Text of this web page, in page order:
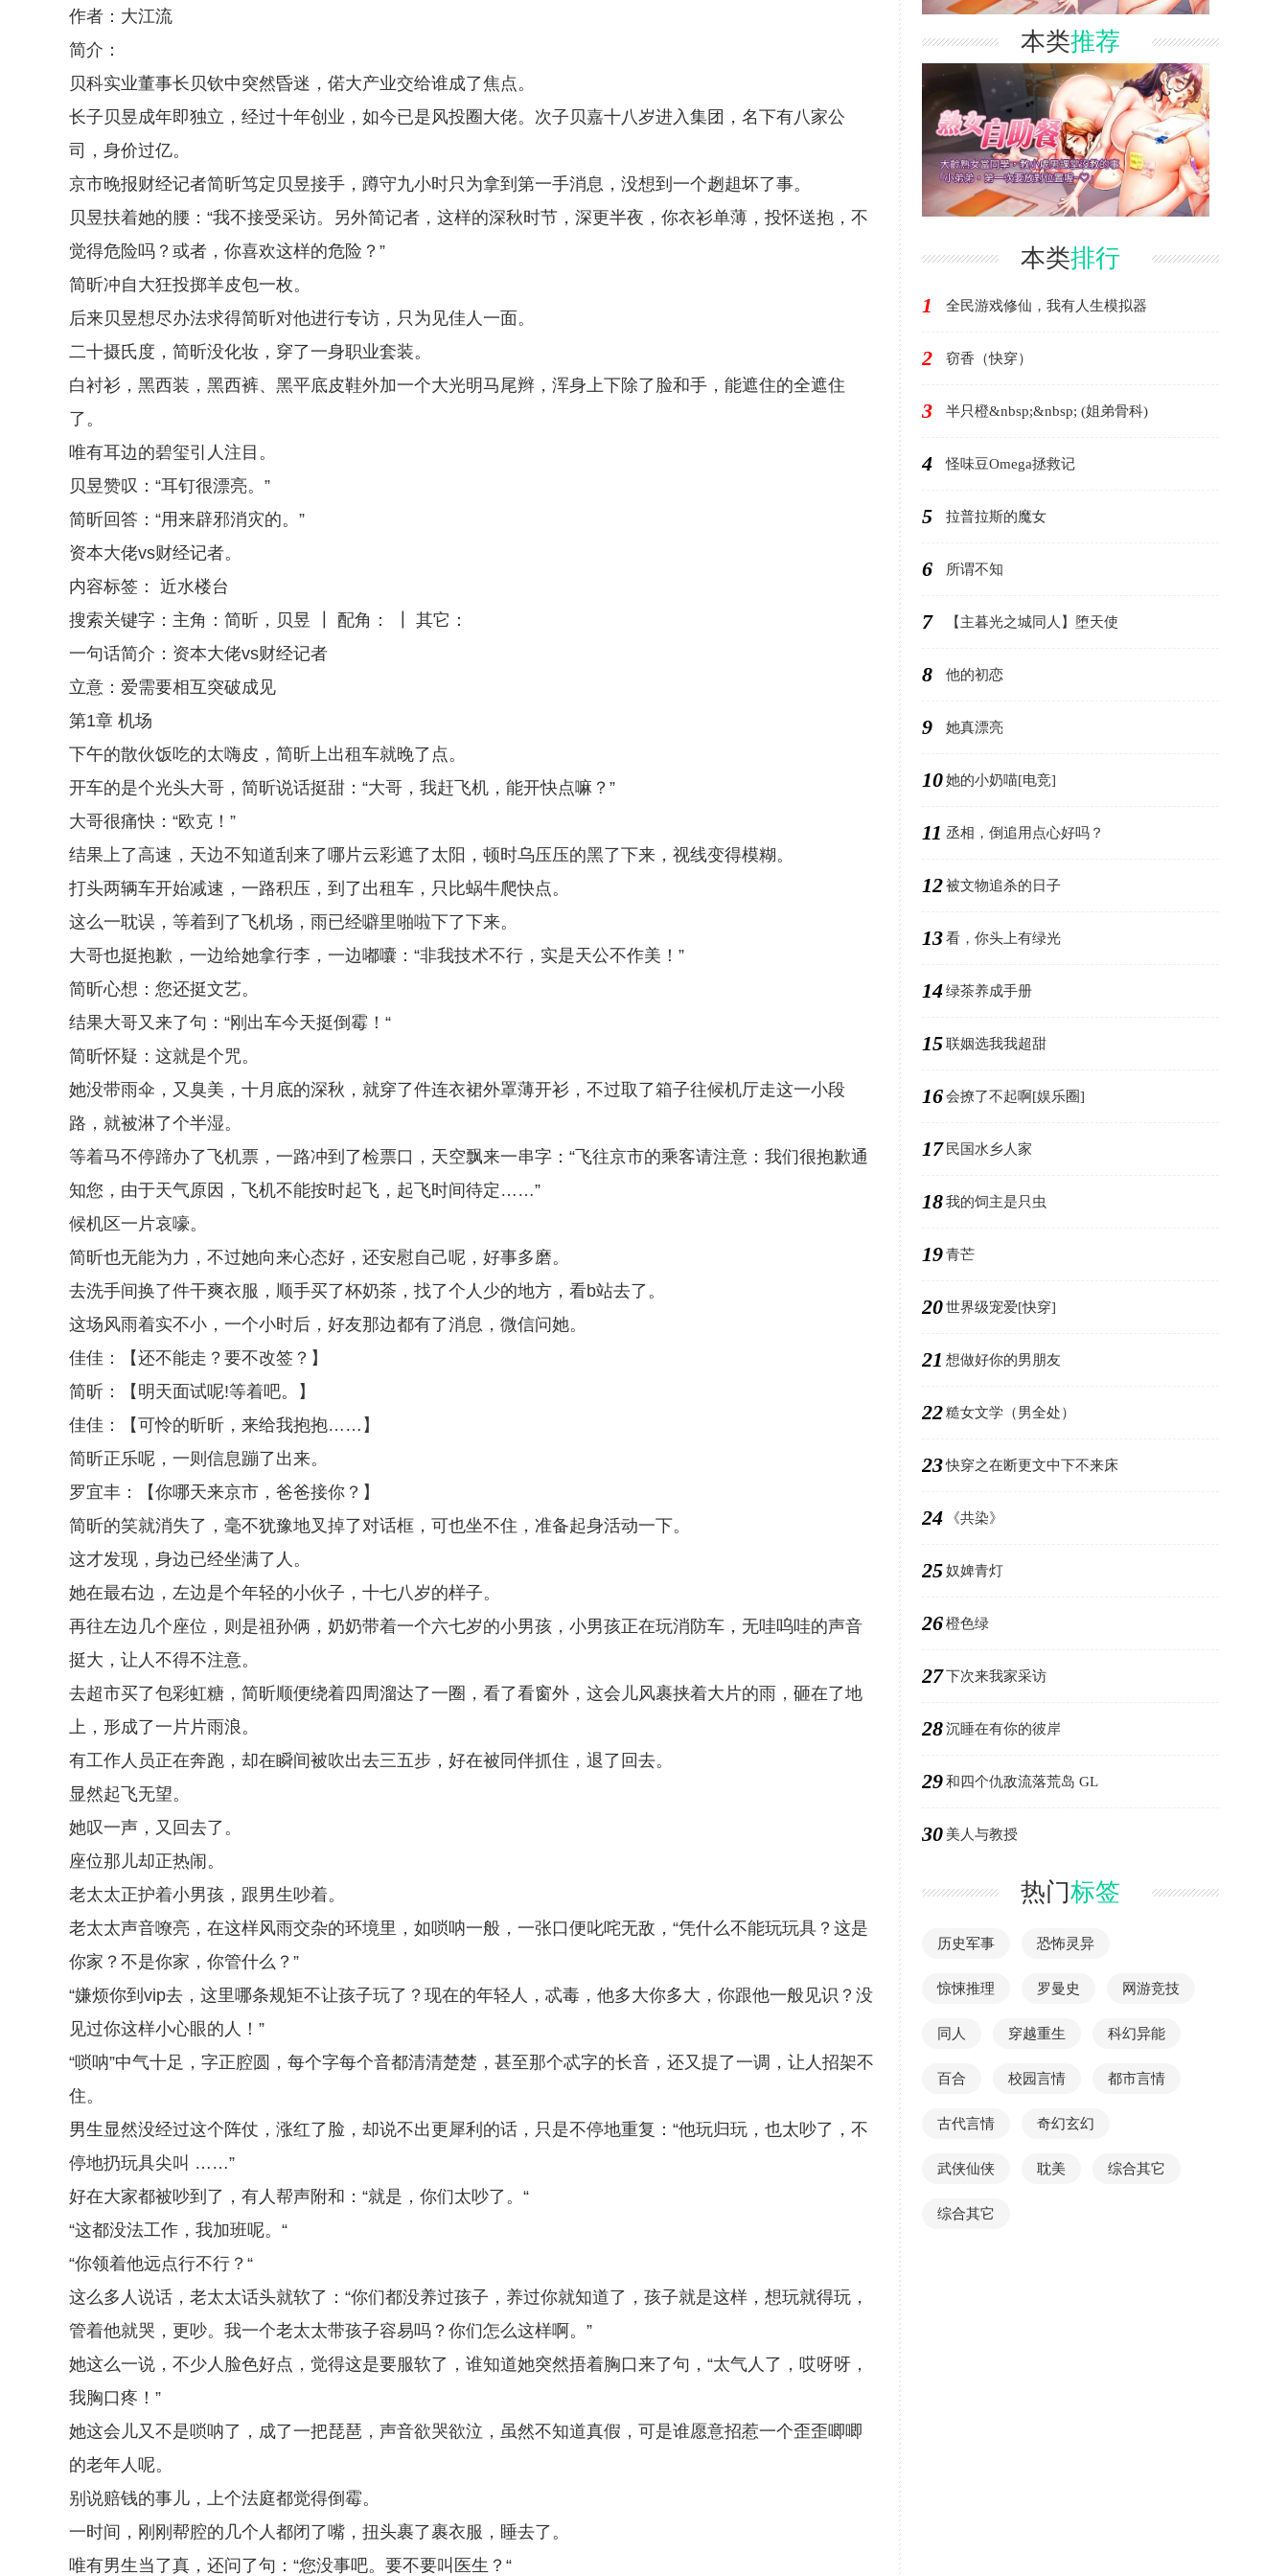
作者：大江流
简介：
贝科实业董事长贝钦中突然昏迷，偌大产业交给谁成了焦点。
长子贝昱成年即独立，经过十年创业，如今已是风投圈大佬。次子贝嘉十八岁进入集团，名下有八家公
司，身价过亿。
京市晚报财经记者简昕笃定贝昱接手，蹲守九小时只为拿到第一手消息，没想到一个趔趄坏了事。
贝昱扶着她的腰：“我不接受采访。另外简记者，这样的深秋时节，深更半夜，你衣衫单薄，投怀送抱，不
觉得危险吗？或者，你喜欢这样的危险？”
简昕冲自大狂投掷羊皮包一枚。
后来贝昱想尽办法求得简昕对他进行专访，只为见佳人一面。
二十摄氏度，简昕没化妆，穿了一身职业套装。
白衬衫，黑西装，黑西裤、黑平底皮鞋外加一个大光明马尾辫，浑身上下除了脸和手，能遮住的全遮住
了。
唯有耳边的碧玺引人注目。
贝昱赞叹：“耳钉很漂亮。”
简昕回答：“用来辟邪消灾的。”
资本大佬vs财经记者。
内容标签： 近水楼台
搜索关键字：主角：简昕，贝昱 ┃ 配角： ┃ 其它：
一句话简介：资本大佬vs财经记者
立意：爱需要相互突破成见
第1章 机场
下午的散伙饭吃的太嗨皮，简昕上出租车就晚了点。
开车的是个光头大哥，简昕说话挺甜：“大哥，我赶飞机，能开快点嘛？”
大哥很痛快：“欧克！”
结果上了高速，天边不知道刮来了哪片云彩遮了太阳，顿时乌压压的黑了下来，视线变得模糊。
打头两辆车开始减速，一路积压，到了出租车，只比蜗牛爬快点。
这么一耽误，等着到了飞机场，雨已经噼里啪啦下了下来。
大哥也挺抱歉，一边给她拿行李，一边嘟囔：“非我技术不行，实是天公不作美！”
简昕心想：您还挺文艺。
结果大哥又来了句：“刚出车今天挺倒霉！“
简昕怀疑：这就是个咒。
她没带雨伞，又臭美，十月底的深秋，就穿了件连衣裙外罩薄开衫，不过取了箱子往候机厅走这一小段
路，就被淋了个半湿。
等着马不停蹄办了飞机票，一路冲到了检票口，天空飘来一串字：“飞往京市的乘客请注意：我们很抱歉通
知您，由于天气原因，飞机不能按时起飞，起飞时间待定……”
候机区一片哀嚎。
简昕也无能为力，不过她向来心态好，还安慰自己呢，好事多磨。
去洗手间换了件干爽衣服，顺手买了杯奶茶，找了个人少的地方，看b站去了。
这场风雨着实不小，一个小时后，好友那边都有了消息，微信问她。
佳佳：【还不能走？要不改签？】
简昕：【明天面试呢!等着吧。】
佳佳：【可怜的昕昕，来给我抱抱……】
简昕正乐呢，一则信息蹦了出来。
罗宜丰：【你哪天来京市，爸爸接你？】
简昕的笑就消失了，毫不犹豫地叉掉了对话框，可也坐不住，准备起身活动一下。
这才发现，身边已经坐满了人。
她在最右边，左边是个年轻的小伙子，十七八岁的样子。
再往左边几个座位，则是祖孙俩，奶奶带着一个六七岁的小男孩，小男孩正在玩消防车，无哇呜哇的声音
挺大，让人不得不注意。
去超市买了包彩虹糖，简昕顺便绕着四周溜达了一圈，看了看窗外，这会儿风裹挟着大片的雨，砸在了地
上，形成了一片片雨浪。
有工作人员正在奔跑，却在瞬间被吹出去三五步，好在被同伴抓住，退了回去。
显然起飞无望。
她叹一声，又回去了。
座位那儿却正热闹。
老太太正护着小男孩，跟男生吵着。
老太太声音嘹亮，在这样风雨交杂的环境里，如唢呐一般，一张口便叱咤无敌，“凭什么不能玩玩具？这是
你家？不是你家，你管什么？”
“嫌烦你到vip去，这里哪条规矩不让孩子玩了？现在的年轻人，忒毒，他多大你多大，你跟他一般见识？没
见过你这样小心眼的人！”
“唢呐”中气十足，字正腔圆，每个字每个音都清清楚楚，甚至那个忒字的长音，还又提了一调，让人招架不
住。
男生显然没经过这个阵仗，涨红了脸，却说不出更犀利的话，只是不停地重复：“他玩归玩，也太吵了，不
停地扔玩具尖叫 ……”
好在大家都被吵到了，有人帮声附和：“就是，你们太吵了。“
“这都没法工作，我加班呢。“
“你领着他远点行不行？“
这么多人说话，老太太话头就软了：“你们都没养过孩子，养过你就知道了，孩子就是这样，想玩就得玩，
管着他就哭，更吵。我一个老太太带孩子容易吗？你们怎么这样啊。”
她这么一说，不少人脸色好点，觉得这是要服软了，谁知道她突然捂着胸口来了句，“太气人了，哎呀呀，
我胸口疼！”
她这会儿又不是唢呐了，成了一把琵琶，声音欲哭欲泣，虽然不知道真假，可是谁愿意招惹一个歪歪唧唧
的老年人呢。
别说赔钱的事儿，上个法庭都觉得倒霉。
一时间，刚刚帮腔的几个人都闭了嘴，扭头裹了裹衣服，睡去了。
唯有男生当了真，还问了句：“您没事吧。要不要叫医生？“
本类推荐
本类排行
1 全民游戏修仙，我有人生模拟器
2 窃香（快穿）
3 半只橙&nbsp;&nbsp; (姐弟骨科)
4 怪味豆Omega拯救记
5 拉普拉斯的魔女
6 所谓不知
7 【主暮光之城同人】堕天使
8 他的初恋
9 她真漂亮
10她的小奶喵[电竞]
11 丞相，倒追用点心好吗？
12被文物追杀的日子
13看，你头上有绿光
14绿茶养成手册
15联姻选我我超甜
16会撩了不起啊[娱乐圈]
17 民国水乡人家
18我的饲主是只虫
19青芒
20世界级宠爱[快穿]
21 想做好你的男朋友
22糙女文学（男全处）
23快穿之在断更文中下不来床
24 《共染》
25奴婢青灯
26橙色绿
27下次来我家采访
28沉睡在有你的彼岸
29和四个仇敌流落荒岛 GL
30 美人与教授
热门标签
历史军事 恐怖灵异
惊悚推理 罗曼史 网游竞技
同人 穿越重生 科幻异能
百合 校园言情 都市言情
古代言情 奇幻玄幻
武侠仙侠 耽美 综合其它
综合其它